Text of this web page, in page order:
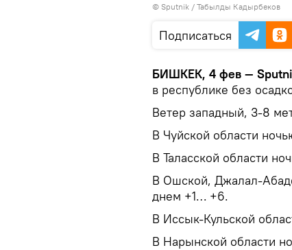
© Sputnik / Табылды Кадырбеков
Подписаться
БИШКЕК, 4 фев —
в республике без
Ветер западный, 3-8
В Чуйской области
В Таласской области
В Ошской, Джалал-
днем +1… +6.
В Иссык-Кульской
В Нарынской области